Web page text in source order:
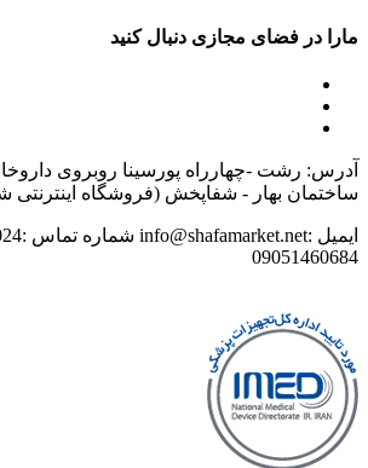
مارا در فضای مجازی دنبال کنید
آدرس: رشت -چهارراه پورسینا روبروی
ساختمان بهار - شفاپخش (فروشگاه اینترنتی
ایمیل :info@shafamarket.net شماره تماس :32024-013 و
09051460684